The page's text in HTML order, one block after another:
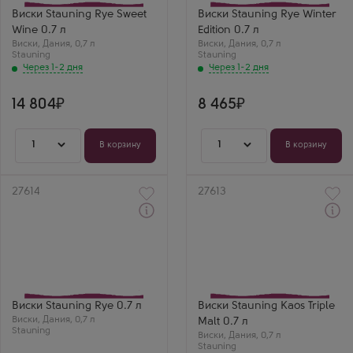
Виски Stauning Rye Sweet
Wine 0.7 л
Виски, Дания, 0,7 л
Stauning
Через 1-2 дня
Выдержка
5 лет
14 804
1 В корзину
Виски Stauning Rye Winter
Edition 0.7 л
Виски, Дания, 0,7 л
Stauning
Через 1-2 дня
Stauning
Выдержка
3 года
8 465
1 В корзину
Артикул
27614
Виски Stauning Rye 0.7 л
Виски, Дания, 0,7 л
Stauning
Stauning
Выдержка
3 года
Артикул
27613
Виски Stauning Kaos Triple
Malt 0.7 л
Виски, Дания, 0,7 л
Stauning
Бренд
Stauning
Выдержка
4 года